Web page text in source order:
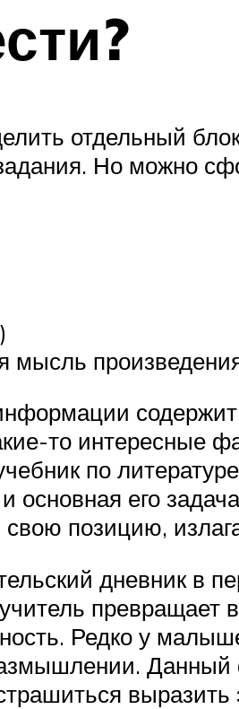
отдельный
Но можно
мысль
содержит
то интересные
по
основная его
позицию,
дневник в
превращает
Редко у